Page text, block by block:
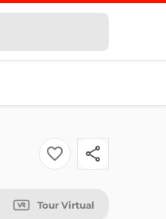
Tour Virtual